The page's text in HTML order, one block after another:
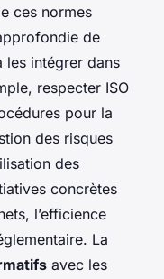
ces normes
de
les intégrer dans
respecter ISO
pour la
des risques
des
concrètes
l’efficience
La
avec les